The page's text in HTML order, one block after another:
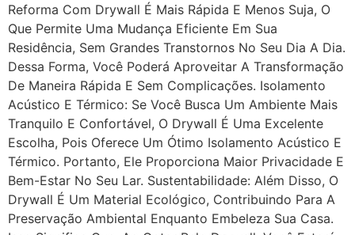
Reforma Com Drywall É Mais Rápida E Menos Suja, O
Que Permite Uma Mudança Eficiente Em Sua
Residência, Sem Grandes Transtornos No Seu Dia A Dia.
Dessa Forma, Você Poderá Aproveitar A Transformação
De Maneira Rápida E Sem Complicações. Isolamento
Acústico E Térmico: Se Você Busca Um Ambiente Mais
Tranquilo E Confortável, O Drywall É Uma Excelente
Escolha, Pois Oferece Um Ótimo Isolamento Acústico E
Térmico. Portanto, Ele Proporciona Maior Privacidade E
Bem-Estar No Seu Lar. Sustentabilidade: Além Disso, O
Drywall É Um Material Ecológico, Contribuindo Para A
Preservação Ambiental Enquanto Embeleza Sua Casa.